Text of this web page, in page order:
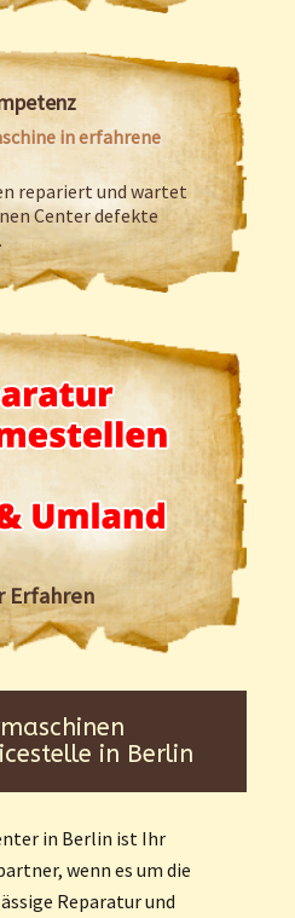
in erfahrene
repariert und wartet
Center defekte
Erfahren
in Berlin
in Berlin ist Ihr
wenn es um die
Reparatur und